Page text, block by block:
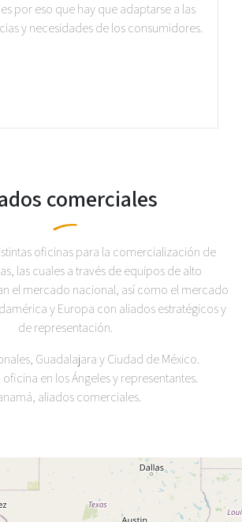
por eso que hay que adaptarse a las
y necesidades de los consumidores.
comerciales
oficinas para la comercialización de
las cuales a través de equipos de alto
el mercado nacional, así como el mercado
y Europa con aliados estratégicos y
de representación.
Guadalajara y Ciudad de México.
en los Ángeles y representantes.
aliados comerciales.